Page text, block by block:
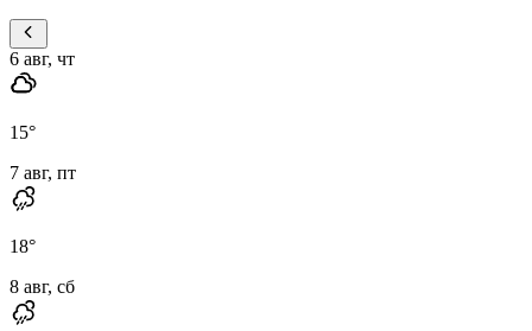
6 авг, чт
15°
7 авг, пт
18°
8 авг, сб